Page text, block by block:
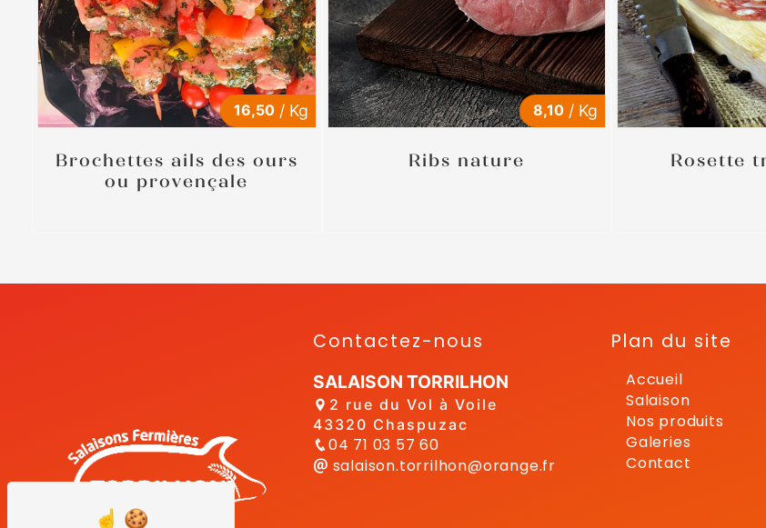
16,50 / Kg
Brochettes ails des ours
ou provençale
8,10 / Kg
Ribs nature Rosette
Contactez-nous
SALAISON TORRILHON
2 rue du Vol à Voile
43320 Chaspuzac
04 71 03 57 60
salaison.torrilhon@orange.fr
Plan du site
Accueil
Salaison
Nos produits
Galeries
Contact